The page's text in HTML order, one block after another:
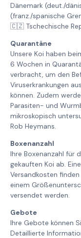
Dänemark (deut./
(franz./spanische
🇨🇿 Tschechische
Quarantäne
Unsere Koi haben
6 Wochen in
verbracht, um den
Viruserkrankungen
können. Zudem
Parasiten- und
mikroskopisch
Rob Heymans.
Boxenanzahl
Ihre Boxenanzahl für
gekauften Koi ab.
Versandkosten finden
einem
versendet werden.
Gebote
Ihre Gebote können
Detaillierte